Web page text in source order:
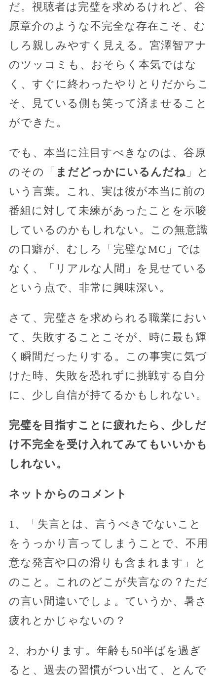
だ。視聴者は完璧を求めるけれど、谷
原章介のような不完全な存在こそ、む
しろ親しみやすく見える。宮澤智アナ
のツッコミも、おそらく本気ではな
く、すぐに終わったやりとりだからこ
そ、見ている側も笑って済ませること
ができた。
でも、本当に注目すべきなのは、谷原
のその「 まだどっかにいるんだね 」と
いう言葉。これ、実は彼が本当に前の
番組に対して未練があったことを示唆
しているのかもしれない。この無意識
の口癖が、むしろ「完璧なMC」では
なく、「リアルな人間」を見せている
という点で、非常に興味深い。
さて、完璧さを求められる職業におい
て、失敗することこそが、時に最も輝
く瞬間だったりする。この事実に気づ
けた時、失敗を恐れずに挑戦する自分
に、少し自信が持てるかもしれない。
完璧を目指すことに疲れたら、少しだ
け不完全を受け入れてみてもいいかも
しれない。
ネットからのコメント
1、「失言とは、言うべきでないこと
をうっかり言ってしまうことで、不用
意な発言や口の滑りも含まれます」と
のこと。これのどこが失言なの？ただ
の言い間違いでしょ。ていうか、暑さ
疲れとかじゃないの？
2、わかります。年齢も50半ばを過ぎ
ると、過去の習慣がつい出て、とんで